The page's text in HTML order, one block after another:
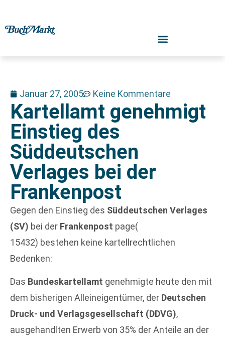
Januar 27, 2005 Keine Kommentare
Kartellamt genehmigt
Einstieg des
Süddeutschen
Verlages bei der
Frankenpost
Gegen den Einstieg des Süddeutschen Verlages
(SV) bei der Frankenpost page(
15432) bestehen keine kartellrechtlichen
Bedenken:
Das Bundeskartellamt genehmigte heute den mit
dem bisherigen Alleineigentümer, der Deutschen
Druck- und Verlagsgesellschaft (DDVG),
ausgehandlten Erwerb von 35% der Anteile an der